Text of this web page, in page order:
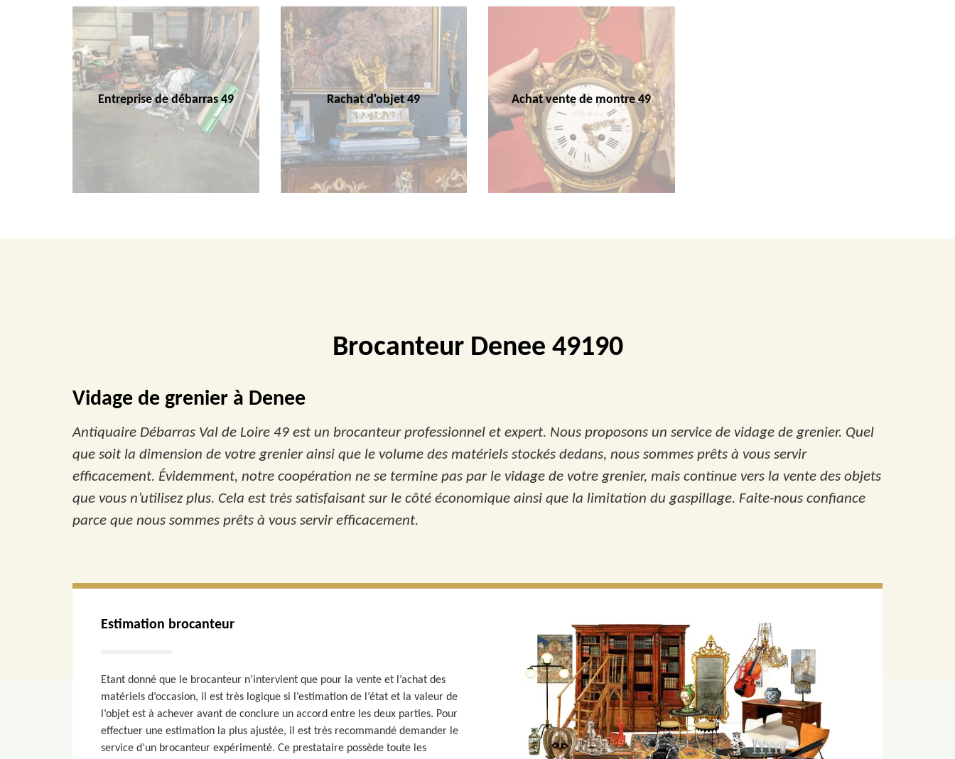
Entreprise de débarras 49 Rachat d'objet 49 Achat vente de montre 49
Brocanteur Denee 49190
Vidage de grenier à Denee
Antiquaire Débarras Val de Loire 49 est un brocanteur professionnel et expert. Nous proposons un service de vidage de grenier. Quel
que soit la dimension de votre grenier ainsi que le volume des matériels stockés dedans, nous sommes prêts à vous servir
efficacement. Évidemment, notre coopération ne se termine pas par le vidage de votre grenier, mais continue vers la vente des objets
que vous n’utilisez plus. Cela est très satisfaisant sur le côté économique ainsi que la limitation du gaspillage. Faite-nous confiance
parce que nous sommes prêts à vous servir efficacement.
Estimation brocanteur
Etant donné que le brocanteur n’intervient que pour la vente et l’achat des
matériels d’occasion, il est très logique si l’estimation de l’état et la valeur de
l’objet est à achever avant de conclure un accord entre les deux parties. Pour
effectuer une estimation la plus ajustée, il est très recommandé demander le
service d’un brocanteur expérimenté. Ce prestataire possède toute les